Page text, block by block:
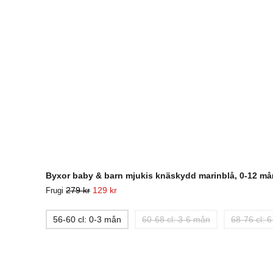
Byxor baby & barn mjukis knäskydd marinblå, 0-12
Frugi 279kr 129 kr
56-60 cl: 0-3 mån 60-68 cl: 3-6 mån 68-76 cl: